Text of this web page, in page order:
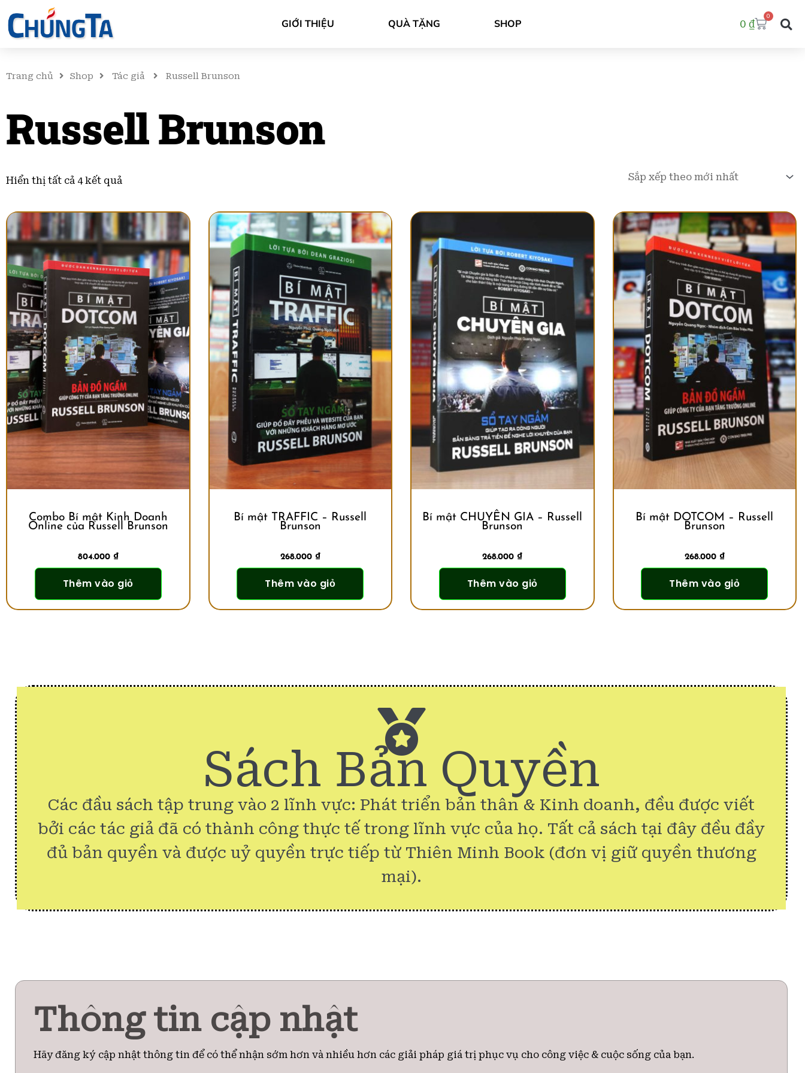
GIỚI THIỆU QUÀ TẶNG SHOP 0 ₫
0
Cart
Trang chủ Shop Tác giả Russell Brunson
Russell Brunson
Hiển thị tất cả 4 kết quả
nhất
Combo Bí mật Kinh Doanh
Online của Russell Brunson
804.000 ₫
Thêm vào giỏ
Bí mật TRAFFIC – Russell
Brunson
268.000 ₫
Thêm vào giỏ
Bí mật CHUYÊN GIA – Russell
Brunson
268.000 ₫
Thêm vào giỏ
Bí mật DOTCOM – Russell
Brunson
268.000 ₫
Thêm vào giỏ
Sách Bản Quyền
Các đầu sách tập trung vào 2 lĩnh vực: Phát triển bản thân & Kinh doanh, đều được viết
bởi các tác giả đã có thành công thực tế trong lĩnh vực của họ. Tất cả sách tại đây đều đầy
đủ bản quyền và được uỷ quyền trực tiếp từ Thiên Minh Book (đơn vị giữ quyền thương
mại).
Thông tin cập nhật
Hãy đăng ký cập nhật thông tin để có thể nhận sớm hơn và nhiều hơn các giải pháp giá trị phục vụ cho công việc & cuộc sống của bạn.